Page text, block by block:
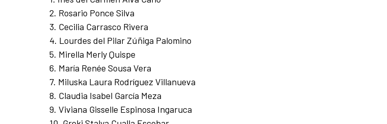
2. Rosario Ponce Silva
3. Cecilia Carrasco Rivera
4. Lourdes del Pilar Zúñiga Palomino
5. Mirella Merly Quispe
6. María Renée Sousa Vera
7. Miluska Laura Rodríguez Villanueva
8. Claudia Isabel García Meza
9. Viviana Gisselle Espinosa Ingaruca